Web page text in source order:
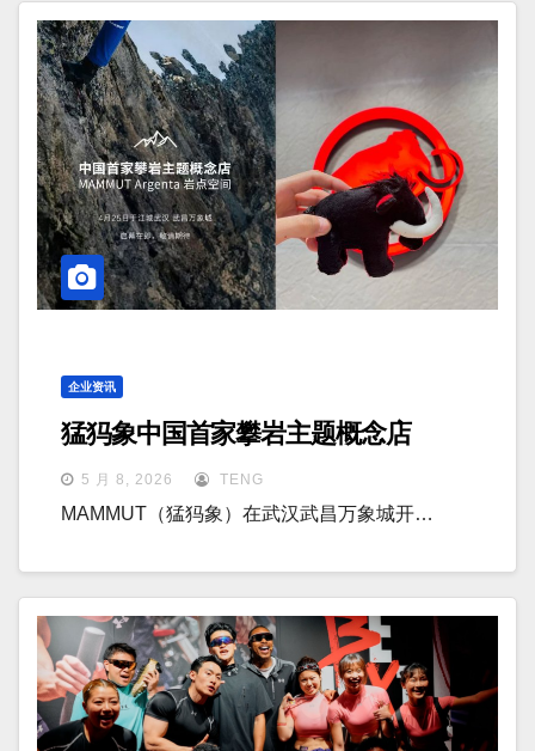
企业资讯
猛犸象中国首家攀岩主题概念店
5 月 8, 2026 TENG
MAMMUT（猛犸象）在武汉武昌万象城开…